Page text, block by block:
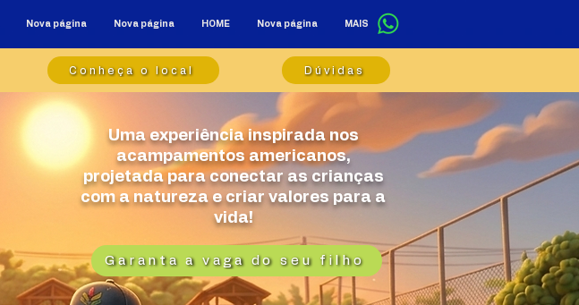
Nova página Nova página HOME Nova página MAIS
Conheça o local Dúvidas
Uma experiência inspirada nos
acampamentos americanos,
projetada para conectar as crianças
com a natureza e criar valores para a
vida!
Garanta a vaga do seu filho